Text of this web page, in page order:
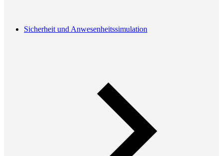
Sicherheit und Anwesenheitssimulation